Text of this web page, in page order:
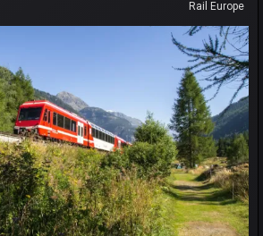
Rail Europe